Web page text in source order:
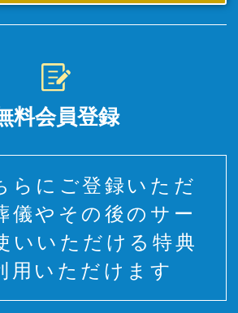
料会員登録
らにご登録いただ
儀やその後のサー
いいただける特典
用いただけます